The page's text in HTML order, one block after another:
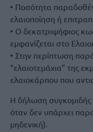
• Ποσότητα
ελαιοποίηση ή
• Ο δεκατριψήφιος
εμφανίζεται στο
• Στην περίπτωση
“ελαιοτεμάχια” της
ελαιοκάρπου που
Η δήλωση συγκομιδής
όταν δεν υπάρχει
μηδενική).